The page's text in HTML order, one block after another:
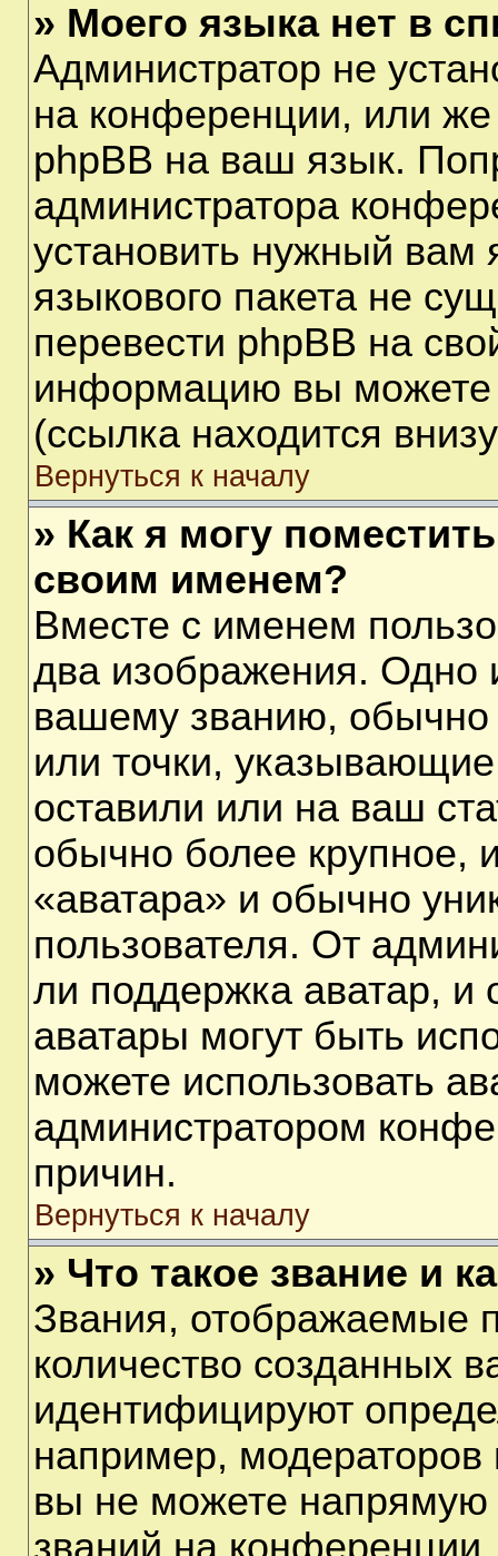
» Моего языка нет в
Администратор не
на конференции, или же
phpBB на ваш язык.
администратора
установить нужный вам
языкового пакета не
перевести phpBB на
информацию вы можете
(ссылка находится
Вернуться к началу
» Как я могу
своим именем?
Вместе с именем
два изображения. Одно
вашему званию, обычно
или точки,
оставили или на ваш
обычно более крупное,
«аватара» и обычно
пользователя. От
ли поддержка аватар, и
аватары могут быть
можете использовать
администратором
причин.
Вернуться к началу
» Что такое звание и
Звания, отображаемые
количество созданных
идентифицируют
например,
вы не можете напрямую
званий на